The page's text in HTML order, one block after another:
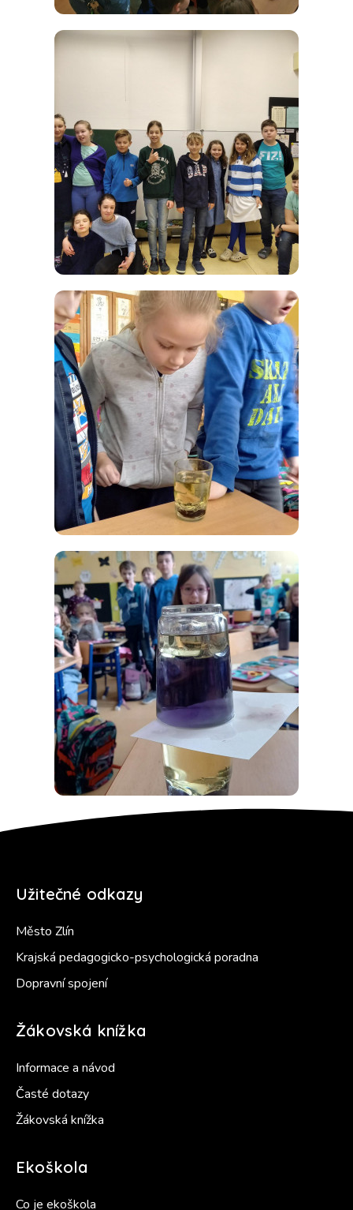
Užitečné odkazy
Město Zlín
Krajská pedagogicko-psychologická poradna
Dopravní spojení
Žákovská knížka
Informace a návod
Časté dotazy
Žákovská knížka
Ekoškola
Co je ekoškola